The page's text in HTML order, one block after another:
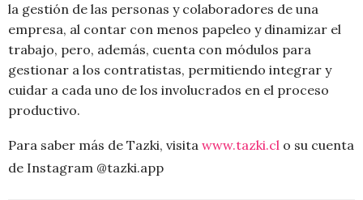
la gestión de las personas y colaboradores de una
empresa, al contar con menos papeleo y dinamizar el
trabajo, pero, además, cuenta con módulos para
gestionar a los contratistas, permitiendo integrar y
cuidar a cada uno de los involucrados en el proceso
productivo.
Para saber más de Tazki, visita www.tazki.cl o su cuenta
de Instagram @tazki.app